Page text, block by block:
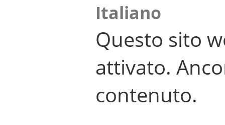
Italiano
Questo sito
attivato.
contenuto.